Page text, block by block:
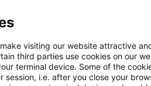
Agenda-Entscheidungen des
Rückstellung: Es wird
erforderlichen
Kosten umfasst. Diese
visiting our website attractive
third parties use cookies on our
terminal device. Some of the
session, i.e. after you close your